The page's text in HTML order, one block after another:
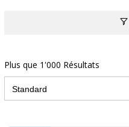
Plus que 1'000 Résultats